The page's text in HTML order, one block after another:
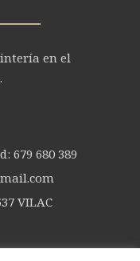
en el
679 680 389
VILAC